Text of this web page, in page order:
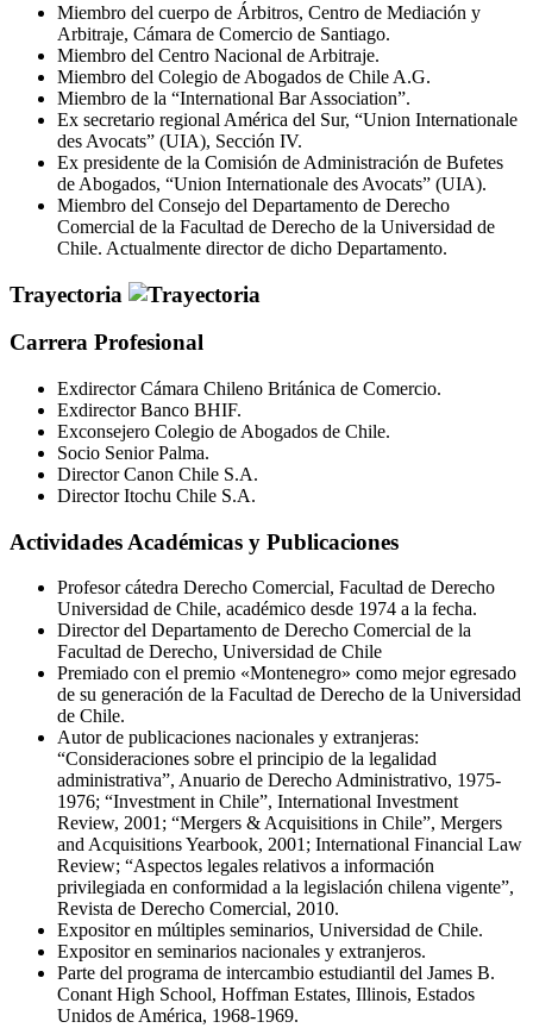
Miembro del cuerpo de Árbitros, Centro de Mediación y
Arbitraje, Cámara de Comercio de Santiago.
Miembro del Centro Nacional de Arbitraje.
Miembro del Colegio de Abogados de Chile A.G.
Miembro de la “International Bar Association”.
Ex secretario regional América del Sur, “Union Internationale
des Avocats” (UIA), Sección IV.
Ex presidente de la Comisión de Administración de Bufetes
de Abogados, “Union Internationale des Avocats” (UIA).
Miembro del Consejo del Departamento de Derecho
Comercial de la Facultad de Derecho de la Universidad de
Chile. Actualmente director de dicho Departamento.
Trayectoria
Carrera Profesional
Exdirector Cámara Chileno Británica de Comercio.
Exdirector Banco BHIF.
Exconsejero Colegio de Abogados de Chile.
Socio Senior Palma.
Director Canon Chile S.A.
Director Itochu Chile S.A.
Actividades Académicas y Publicaciones
Profesor cátedra Derecho Comercial, Facultad de Derecho
Universidad de Chile, académico desde 1974 a la fecha.
Director del Departamento de Derecho Comercial de la
Facultad de Derecho, Universidad de Chile
Premiado con el premio «Montenegro» como mejor egresado
de su generación de la Facultad de Derecho de la Universidad
de Chile.
Autor de publicaciones nacionales y extranjeras:
“Consideraciones sobre el principio de la legalidad
administrativa”, Anuario de Derecho Administrativo, 1975-
1976; “Investment in Chile”, International Investment
Review, 2001; “Mergers & Acquisitions in Chile”, Mergers
and Acquisitions Yearbook, 2001; International Financial Law
Review; “Aspectos legales relativos a información
privilegiada en conformidad a la legislación chilena vigente”,
Revista de Derecho Comercial, 2010.
Expositor en múltiples seminarios, Universidad de Chile.
Expositor en seminarios nacionales y extranjeros.
Parte del programa de intercambio estudiantil del James B.
Conant High School, Hoffman Estates, Illinois, Estados
Unidos de América, 1968-1969.